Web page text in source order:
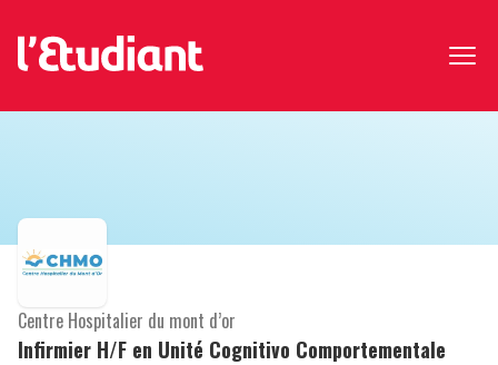
Infirmier H/F en Unité Cognitivo Comportementale
Centre Hospitalier du mont d’or